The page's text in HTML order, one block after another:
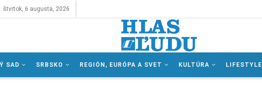
štvrtok, 6 augusta, 2026
SAD SRBSKO REGIÓN, EURÓPA A SVET KULTÚRA LIFESTYLE